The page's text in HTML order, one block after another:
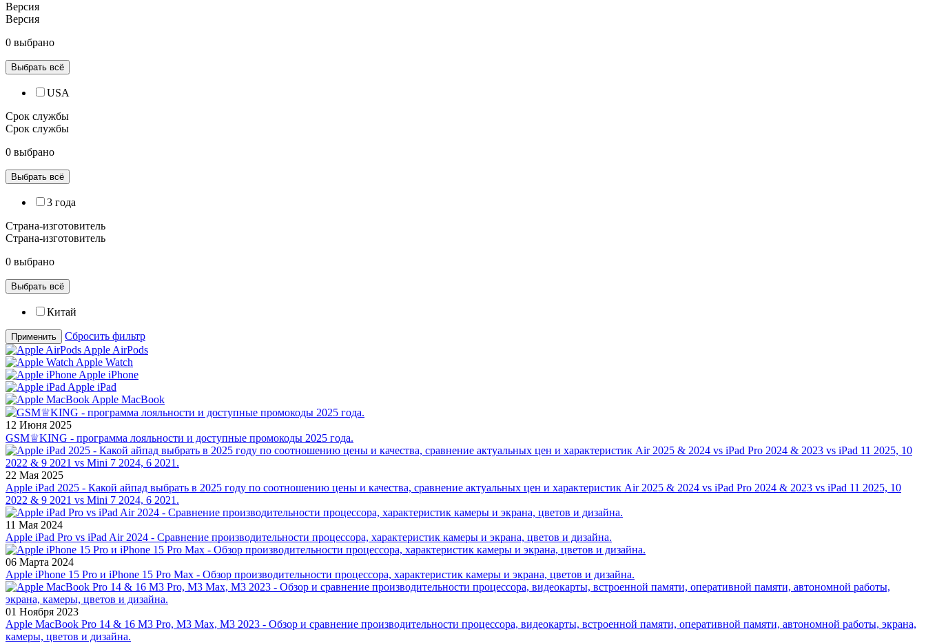
Версия
Версия
0 выбрано
Выбрать всё
USA
Срок службы
Срок службы
0 выбрано
Выбрать всё
3 года
Страна-изготовитель
Страна-изготовитель
0 выбрано
Выбрать всё
Китай
Применить
Сбросить фильтр
Apple AirPods
Apple Watch
Apple iPhone
Apple iPad
Apple MacBook
12 Июня 2025
GSM♕KING - программа лояльности и доступные промокоды 2025 года.
22 Мая 2025
Apple iPad 2025 - Какой айпад выбрать в 2025 году по соотношению цены и качества, сравнение актуальных цен и характеристик Air 2025 & 2024 vs iPad Pro 2024 & 2023 vs iPad 11 2025, 10
2022 & 9 2021 vs Mini 7 2024, 6 2021.
11 Мая 2024
Apple iPad Pro vs iPad Air 2024 - Сравнение производительности процессора, характеристик камеры и экрана, цветов и дизайна.
06 Марта 2024
Apple iPhone 15 Pro и iPhone 15 Pro Max - Обзор производительности процессора, характеристик камеры и экрана, цветов и дизайна.
01 Ноября 2023
Apple MacBook Pro 14 & 16 M3 Pro, M3 Max, M3 2023 - Обзор и сравнение производительности процессора, видеокарты, встроенной памяти, оперативной памяти, автономной работы, экрана,
камеры, цветов и дизайна.